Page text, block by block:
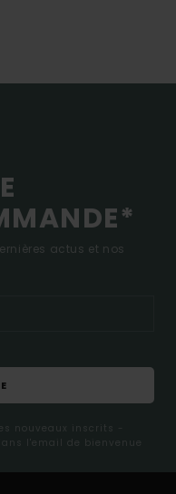
actus et nos
nouveaux inscrits -
l'email de bienvenue